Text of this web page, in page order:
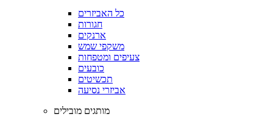
כל האביזרים
חגורות
ארנקים
משקפי שמש
צעיפים ומטפחות
כובעים
תכשיטים
אביזרי נסיעה
מותגים מובילים